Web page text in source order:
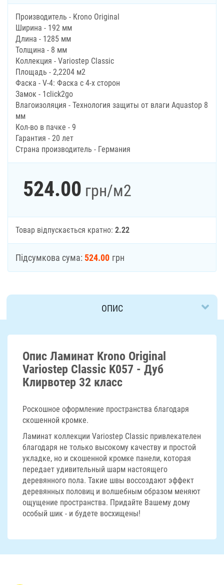
Производитель - Krono Original
Ширина - 192 мм
Длина - 1285 мм
Толщина - 8 мм
Коллекция - Variostep Classic
Площадь - 2,2204 м2
Фаска - V-4: Фаска с 4-х сторон
Замок - 1click2go
Влагоизоляция - Технология защиты от влаги Aquastop 8
мм
Кол-во в пачке - 9
Гарантия - 20 лет
Страна производитель - Германия
524.00 грн/м2
Товар відпускається кратно: 2.22
Підсумкова сума: 524.00 грн
ОПИС
ДОСТАВКА
Опис Ламинат Krono Original
Variostep Classic K057 - Дуб
Клирвотер 32 класс
Роскошное оформление пространства благодаря
скошенной кромке.
Ламинат коллекции Variostep Classic привлекателен
благодаря не только высокому качеству и простой
укладке, но и скошенной кромке панели, которая
передает удивительный шарм настоящего
деревянного пола. Такие швы воссоздают эффект
деревянных половиц и волшебным образом меняют
ощущение пространства. Придайте Вашему дому
особый шик - и будете восхищены!